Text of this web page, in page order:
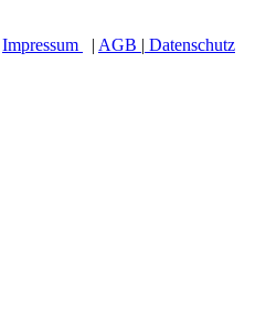
Impressum | AGB | Datenschutz